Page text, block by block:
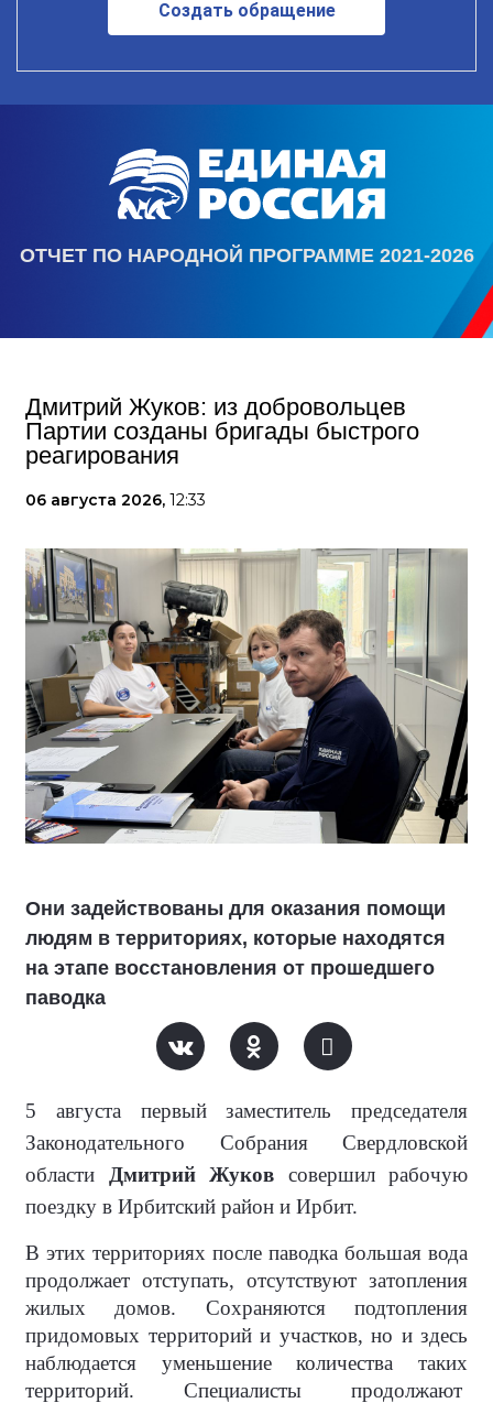
Создать обращение
ОТЧЕТ ПО НАРОДНОЙ ПРОГРАММЕ 2021-2026
Дмитрий Жуков: из добровольцев
Партии созданы бригады быстрого
реагирования
06 августа 2026, 12:33
Они задействованы для оказания помощи
людям в территориях, которые находятся
на этапе восстановления от прошедшего
паводка
5 августа первый заместитель председателя
Законодательного Собрания Свердловской
области
Дмитрий Жуков совершил рабочую
поездку в Ирбитский район и Ирбит.
В этих территориях после паводка большая вода
продолжает отступать, отсутствуют затопления
жилых домов. Сохраняются подтопления
придомовых территорий и участков, но и здесь
наблюдается уменьшение количества таких
территорий. Специалисты продолжают